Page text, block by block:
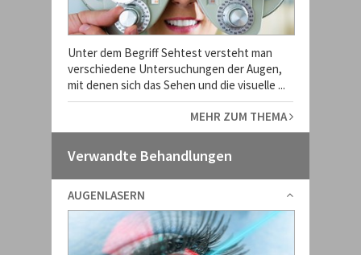
Unter dem Begriff Sehtest versteht man
verschiedene Untersuchungen der Augen,
mit denen sich das Sehen und die visuelle ...
MEHR ZUM THEMA
Verwandte Behandlungen
AUGENLASERN